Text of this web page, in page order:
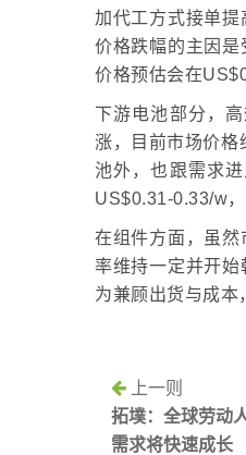
加代工方式接单
价格跌幅的主因
价格预估会在
下游电池部分，
涨，目前市场价
池外，也跟需求
US$0.31-0.33/w
在组件方面，虽
率维持一定并开始
为兼顾出货与成本
上一则
拓墣：全球劳动
需求将快速成长